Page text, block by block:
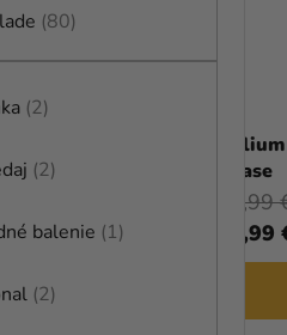
80
2
2
balenie 1
2
set - Paw Patrol
KOŠÍKA
Chase
36,99
49,99